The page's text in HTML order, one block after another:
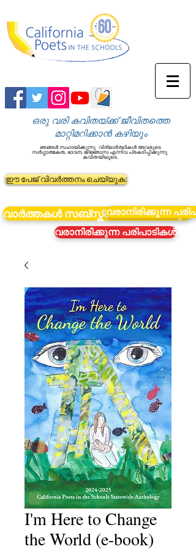
ഒരു വരി കവിതയ്ക്ക് ജീവിതത്തെ
മാറ്റിമറിക്കാൻ കഴിയും
ഞങ്ങൾ സഹായിക്കുന്നു വിദ്യാർത്ഥികൾ അവരുടെ
സർഗ്ഗാത്മകത, ഭാവന, ജിജ്ഞാസ എന്നിവ പ്രകടിപ്പിക്കുന്നു
കവിതയിലൂടെ.
ഈ പേജ് വിവർത്തനം ചെയ്യുക:
വാർത്തകൾ സബ്സ്ക്രൈബ് ചെയ്യുക
വരാനിരിക്കുന്ന
വരാനിരിക്കുന്ന പരിപാടികൾ
I'm Here to Change
the World (e-book)